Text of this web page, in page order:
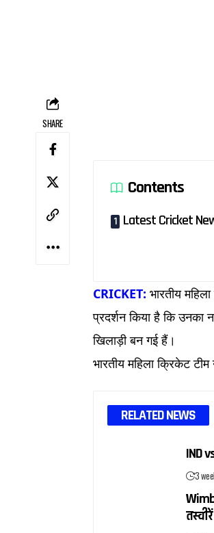
SHARE
Contents
Latest Cricket
CRICKET: भारतीय
प्रदर्शन किया है कि उनका
खिलाड़ी बन गई हैं।
भारतीय महिला क्रिकेट
RELATED NEWS
IND
3
तस्वीरें